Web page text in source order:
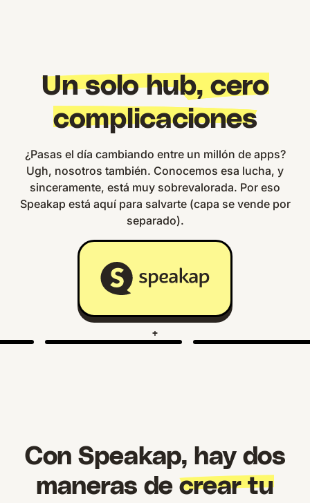
Un solo hub, cero
complicaciones
¿Pasas el día cambiando entre un millón de apps?
Ugh, nosotros también. Conocemos esa lucha, y
sinceramente, está muy sobrevalorada. Por eso
Speakap está aquí para salvarte (capa se vende por
separado).
+
Con Speakap, hay dos
maneras de crear tu